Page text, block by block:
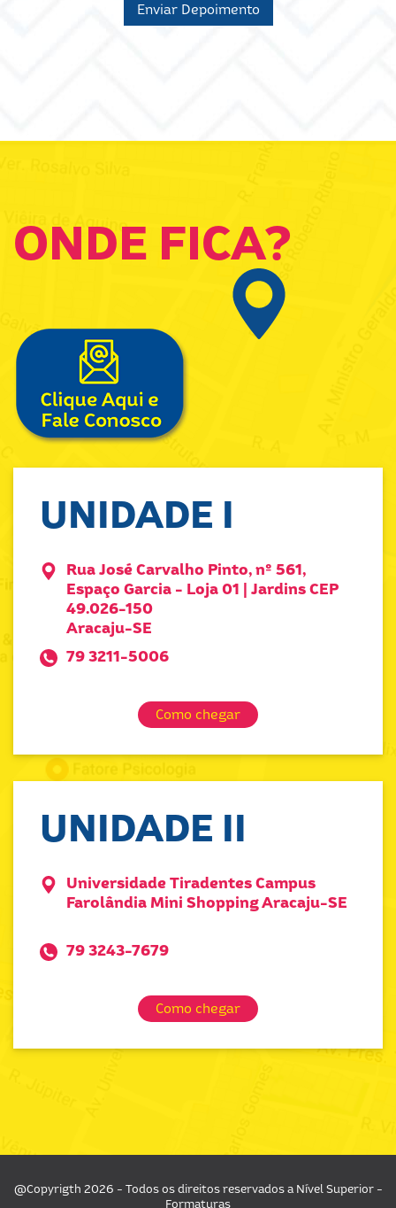
Enviar Depoimento
ONDE FICA?
UNIDADE I
Rua José Carvalho Pinto, nº 561,
Espaço Garcia - Loja 01 | Jardins CEP
49.026-150
Aracaju-SE
79 3211-5006
Como chegar
UNIDADE II
Universidade Tiradentes Campus
Farolândia Mini Shopping Aracaju-SE
79 3243-7679
Como chegar
@Copyrigth 2026 - Todos os direitos reservados a Nível Superior -
Formaturas